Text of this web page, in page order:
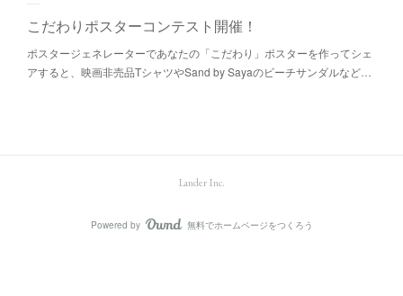
こだわりポスターコンテスト開催！
ポスタージェネレーターであなたの「こだわり」ポスターを作ってシェ
アすると、映画非売品TシャツやSand by Sayaのビーチサンダルなど…
Lander Inc.
Powered by AmebaOwnd
無料でホームページをつくろう